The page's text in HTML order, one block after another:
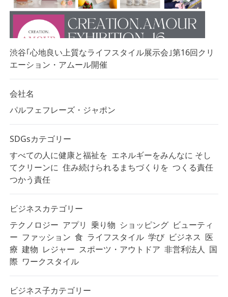
渋谷｢心地良い上質なライフスタイル展示会｣第16回クリ
エーション・アムール開催
会社名
パルフェフレーズ・ジャポン
SDGsカテゴリー
すべての人に健康と福祉を エネルギーをみんなに そし
てクリーンに 住み続けられるまちづくりを つくる責任
つかう責任
ビジネスカテゴリー
テクノロジー アプリ 乗り物 ショッピング ビューティ
ー ファッション 食 ライフスタイル 学び ビジネス 医
療 建物 レジャー スポーツ・アウトドア 非営利法人 国
際 ワークスタイル
ビジネス子カテゴリー